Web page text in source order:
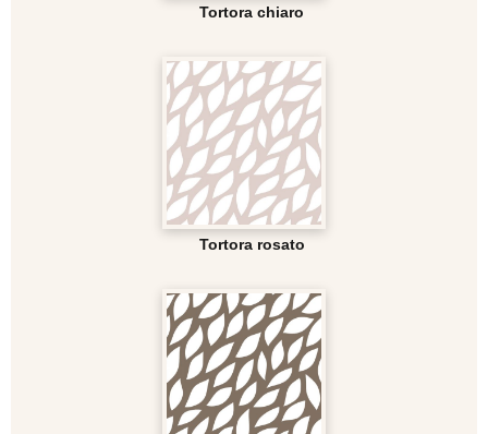
Tortora chiaro
Tortora rosato